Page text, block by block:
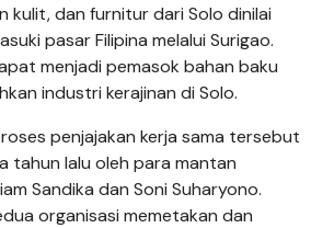
kulit, dan furnitur dari Solo dinilai
pasar Filipina melalui Surigao.
menjadi pemasok bahan baku
industri kerajinan di Solo.
penjajakan kerja sama tersebut
tahun lalu oleh para mantan
Sandika dan Soni Suharyono.
organisasi memetakan dan